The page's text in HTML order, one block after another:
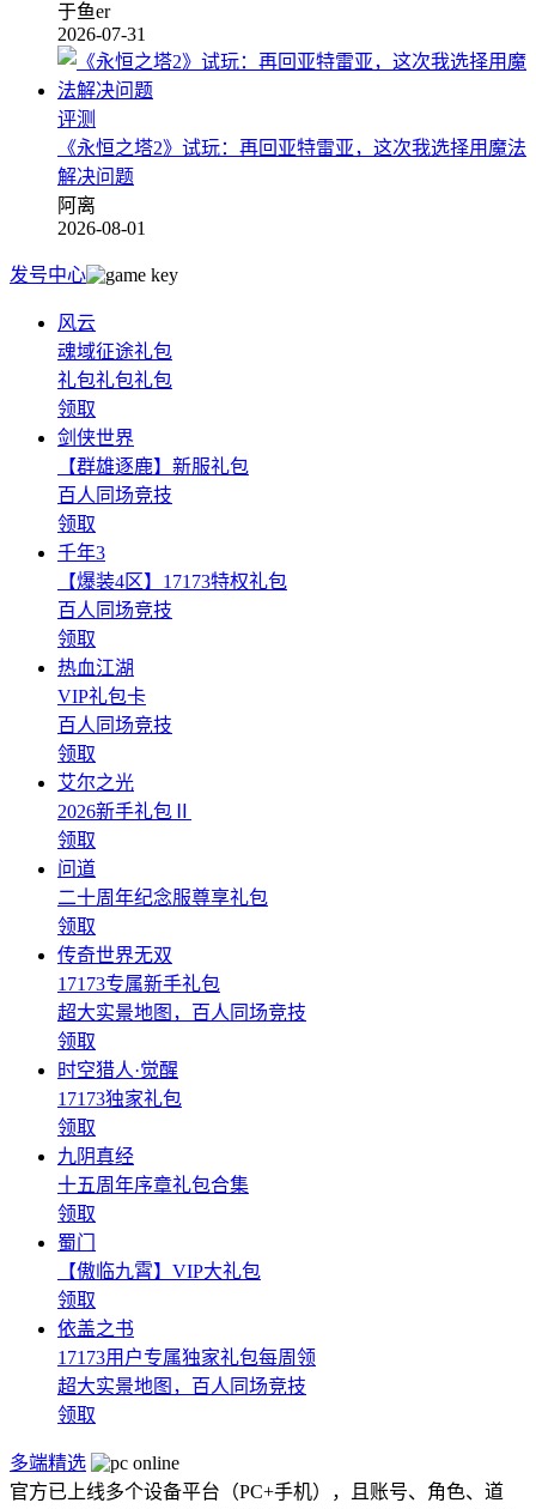
于鱼er
2026-07-31
评测
《永恒之塔2》试玩：再回亚特雷亚，这次我选择用魔法
解决问题
阿离
2026-08-01
发号中心
风云
魂域征途礼包
礼包礼包礼包
领取
剑侠世界
【群雄逐鹿】新服礼包
百人同场竞技
领取
千年3
【爆装4区】17173特权礼包
百人同场竞技
领取
热血江湖
VIP礼包卡
百人同场竞技
领取
艾尔之光
2026新手礼包Ⅱ
领取
问道
二十周年纪念服尊享礼包
领取
传奇世界无双
17173专属新手礼包
超大实景地图，百人同场竞技
领取
时空猎人·觉醒
17173独家礼包
领取
九阴真经
十五周年序章礼包合集
领取
蜀门
【傲临九霄】VIP大礼包
领取
依盖之书
17173用户专属独家礼包每周领
超大实景地图，百人同场竞技
领取
多端精选
官方已上线多个设备平台（PC+手机），且账号、角色、道